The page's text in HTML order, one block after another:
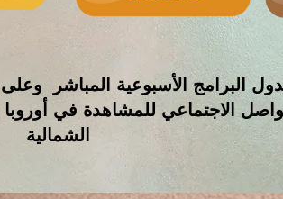
البرامج الأسبوعية المباشر
الاجتماعي للمشاهدة في
الشمالية